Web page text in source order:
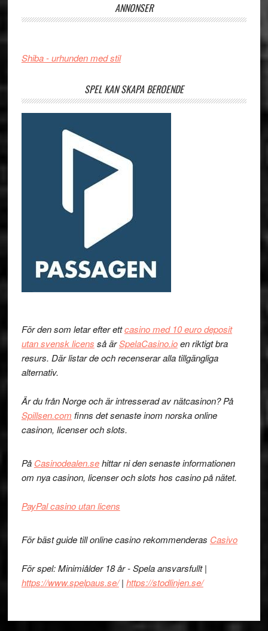
ANNONSER
Shiba - urhunden med stil
SPEL KAN SKAPA BEROENDE
För den som letar efter ettcasino med 10 euro deposit
utan svensk licens så ärSpelaCasino.ioen riktigt bra
resurs. Där listar de och recenserar alla tillgängliga
alternativ.
Är du från Norge och är intresserad av nätcasinon? På
Spillsen.com finns det senaste inom norska online
casinon, licenser och slots.
På Casinodealen.sehittar ni den senaste informationen
om nya casinon, licenser och slots hos casino på nätet.
PayPal casino utan licens
För bäst guide till online casino rekommenderas Casivo
För spel: Minimiålder 18 år - Spela ansvarsfullt |
https://www.spelpaus.se/| https://stodlinjen.se/